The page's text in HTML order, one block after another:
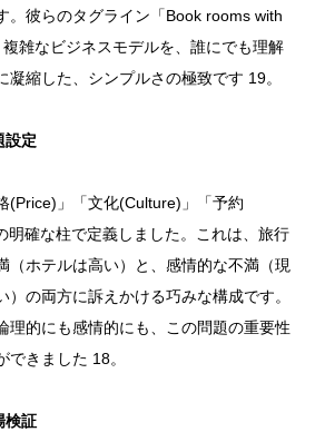
。彼らのタグライン「Book rooms with
雑なビジネスモデルを、誰にでも理解
凝縮した、シンプルさの極致です 19。
設定
(Price)」「文化(Culture)」「予約
明確な柱で定義しました。これは、旅行
（ホテルは高い）と、感情的な不満（現
の両方に訴えかける巧みな構成です。
理的にも感情的にも、この問題の重要性
できました 18。
検証